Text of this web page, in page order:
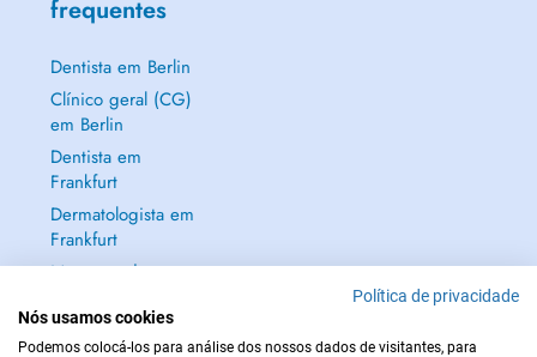
frequentes
Dentista em Berlin
Clínico geral (CG)
em Berlin
Dentista em
Frankfurt
Dermatologista em
Frankfurt
Mostrar tudo →
Política de privacidade
Nós usamos cookies
Podemos colocá-los para análise dos nossos dados de visitantes, para